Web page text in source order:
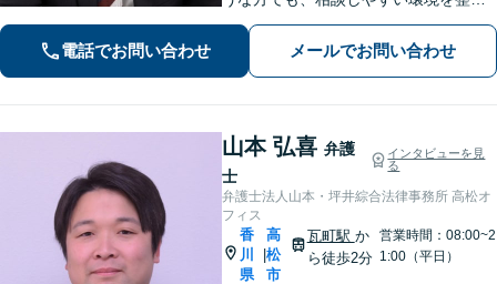
ています。依頼者様に寄り添った対応
を心がけています。【離婚・男女問
題】DV被害へ積極的に対応。お気軽に
電話でお問い合わせ メールでお問い合わせ
山本 弘喜 弁護
士
インタビューを見
る
弁護士法人山本・坪井綜合法律事務所 高松オ
フィス
香
川
県
高
松
市
瓦町駅 か
ら徒歩2分
営業時間：08:00~2
1:00（平日）